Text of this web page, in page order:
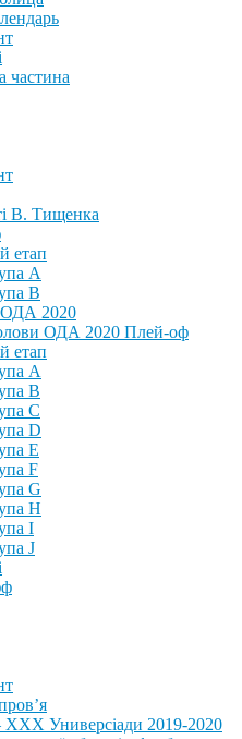
частина
В. Тищенка
етап
А
В
ОДА 2020
ОДА 2020 Плей-оф
етап
A
B
C
D
E
F
G
H
I
J
Универсіади 2019-2020